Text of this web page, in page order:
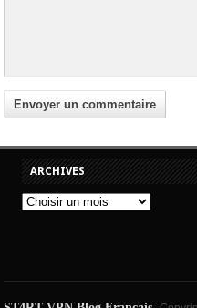
ARCHIVES